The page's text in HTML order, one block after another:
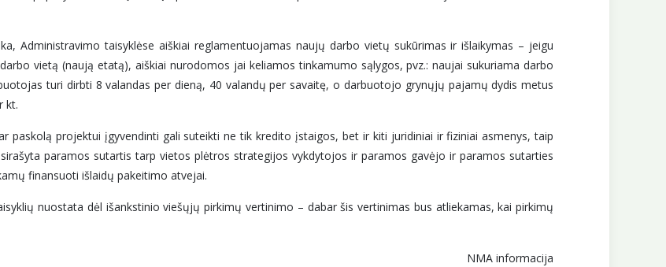
Administravimo taisyklėse aiškiai reglamentuojamas naujų darbo vietų sukūrimas ir išlaikymas – jeigu
vietą (naują etatą), aiškiai nurodomos jai keliamos tinkamumo sąlygos, pvz.: naujai sukuriama darbo
turi dirbti 8 valandas per dieną, 40 valandų per savaitę, o darbuotojo grynųjų pajamų dydis metus
kt.
paskolą projektui įgyvendinti gali suteikti ne tik kredito įstaigos, bet ir kiti juridiniai ir fiziniai asmenys, taip
paramos sutartis tarp vietos plėtros strategijos vykdytojos ir paramos gavėjo ir paramos sutarties
finansuoti išlaidų pakeitimo atvejai.
nuostata dėl išankstinio viešųjų pirkimų vertinimo – dabar šis vertinimas bus atliekamas, kai pirkimų
NMA informacija